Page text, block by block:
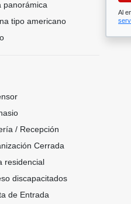
panorámica
tipo americano
/ Recepción
Cerrada
residencial
discapacitados
de Entrada
Al